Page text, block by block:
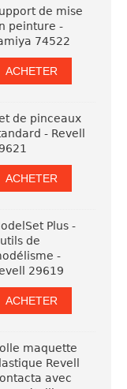
de mise
peinture -
74522
ACHETER
de pinceaux
- Revell
ACHETER
Plus -
de
-
29619
ACHETER
maquette
Revell
avec